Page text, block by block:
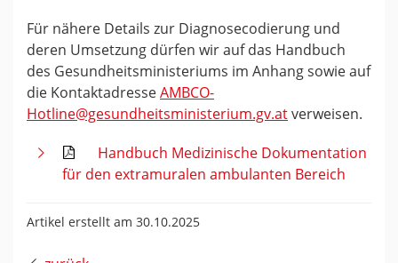
Für nähere Details zur Diagnosecodierung und
deren Umsetzung dürfen wir auf das Handbuch
des Gesundheitsministeriums im Anhang sowie auf
die KontaktadresseAMBCO-
Hotline@gesundheitsministerium.gv.atverweisen.
Handbuch Medizinische Dokumentation
für den extramuralen ambulanten Bereich
Artikel erstellt am 30.10.2025